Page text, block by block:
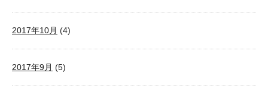
2017年10月 (4)
2017年9月 (5)